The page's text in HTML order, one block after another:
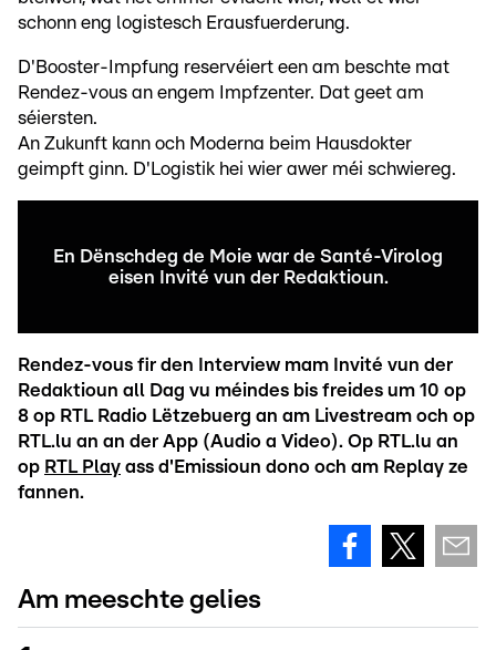
schonn eng logistesch Erausfuerderung.
D'Booster-Impfung reservéiert een am beschte mat
Rendez-vous an engem Impfzenter. Dat geet am
séiersten.
An Zukunft kann och Moderna beim Hausdokter
geimpft ginn. D'Logistik hei wier awer méi schwiereg.
En Dënschdeg de Moie war de Santé-Virolog
eisen Invité vun der Redaktioun.
Rendez-vous fir den Interview mam Invité vun der
Redaktioun all Dag vu méindes bis freides um 10 op
8 op RTL Radio Lëtzebuerg an am Livestream och op
RTL.lu an an der App (Audio a Video). Op RTL.lu an
op RTL Play ass d'Emissioun dono och am Replay ze
fannen.
Am meeschte gelies